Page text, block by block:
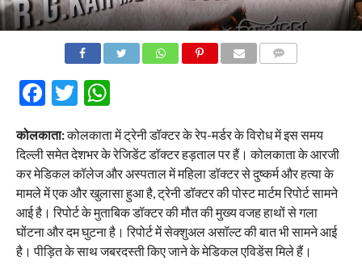
Facebook
Twitter
WhatsApp
कोलकाता:कोलकाता में ट्रेनी डॉक्टर के रेप-मर्डर के विरोध में इस समय
दिल्ली समेत देशभर के रेजिडेंट डॉक्टर हड़ताल पर हैं। कोलकाता के आरजी
कर मेडिकल कॉलेज और अस्पताल में महिला डॉक्टर से दुष्कर्म और हत्या के
मामले में एक और खुलासा हुआ है, ट्रेनी डॉक्टर की पोस्ट मार्टम रिपोर्ट सामने
आई है। रिपोर्ट के मुताबिक डॉक्टर की मौत की मुख्य वजह हाथों से गला
घोंटना और दम घुटना है। रिपोर्ट में सेक्शुअल असॉल्ट की बात भी सामने आई
है। पीड़ित के साथ जबरदस्ती किए जाने के मेडिकल एविडेंस मिले हैं।